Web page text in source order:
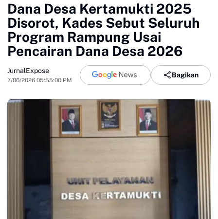
Dana Desa Kertamukti 2025
Disorot, Kades Sebut Seluruh
Program Rampung Usai
Pencairan Dana Desa 2026
JurnalExpose
7/06/2026 05:55:00 PM
Bagikan